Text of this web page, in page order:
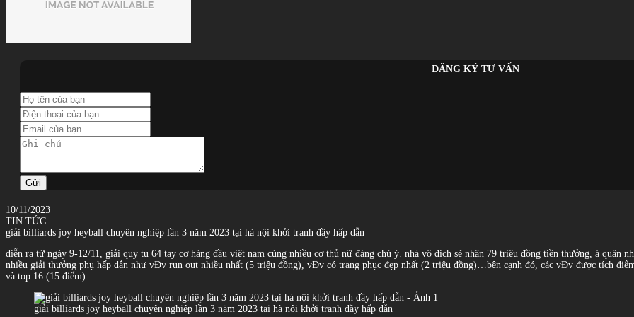
ĐĂNG KÝ TƯ VẤN
Gửi
10/11/2023
TIN TỨC
giải billiards joy heyball chuyên nghiệp lần 3 năm 2023 tại hà nội khởi tranh đầy hấp dẫn
diễn ra từ ngày 9-12/11, giải quy tụ 64 tay cơ hàng đầu việt nam cùng nhiều cơ thủ nữ đáng chú ý. nhà vô địch sẽ nhận 79 triệu đồng tiền thưởng, á quân
nhiều giải thưởng phụ hấp dẫn như vĐv run out nhiều nhất (5 triệu đồng), vĐv có trang phục đẹp nhất (2 triệu đồng)…bên cạnh đó, các vĐv được tích
và top 16 (15 điểm).
giải billiards joy heyball chuyên nghiệp lần 3 năm 2023 tại hà nội khởi tranh đầy hấp dẫn